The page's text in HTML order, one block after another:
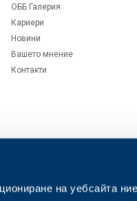
на уебсайта
ОББ Галерия
Кариери
Новини
Вашето мнение
Контакти